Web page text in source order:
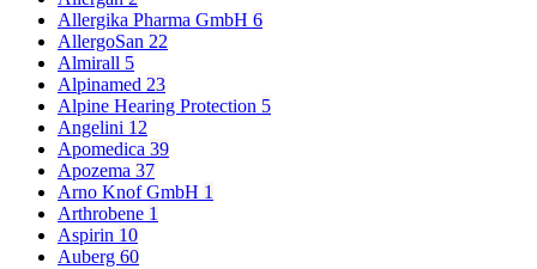
Allergika Pharma GmbH 6
AllergoSan 22
Almirall 5
Alpinamed 23
Alpine Hearing Protection 5
Angelini 12
Apomedica 39
Apozema 37
Arno Knof GmbH 1
Arthrobene 1
Aspirin 10
Auberg 60